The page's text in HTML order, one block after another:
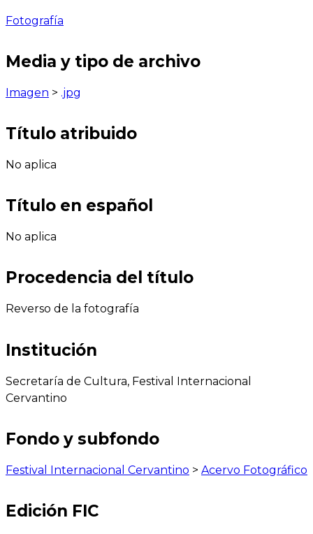
Fotografía
Media y tipo de archivo
Imagen > .jpg
Título atribuido
No aplica
Título en español
No aplica
Procedencia del título
Reverso de la fotografía
Institución
Secretaría de Cultura, Festival Internacional
Cervantino
Fondo y subfondo
Festival Internacional Cervantino > Acervo Fotográfico
Edición FIC